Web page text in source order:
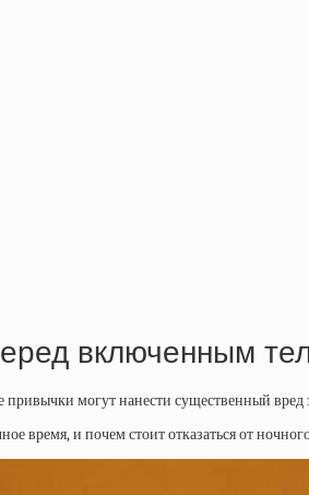
включенным
могут нанести существенный вред
время, и почем стоит отказаться от